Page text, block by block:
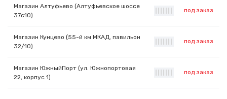
Магазин Алтуфьево (Алтуфьевское шоссе
37с10)
под заказ
Магазин Кунцево (55-й км МКАД, павильон
32/10)
под заказ
Магазин ЮжныйПорт (ул. Южнопортовая
22, корпус 1)
под заказ